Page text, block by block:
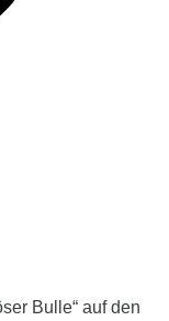
Bulle“ auf den